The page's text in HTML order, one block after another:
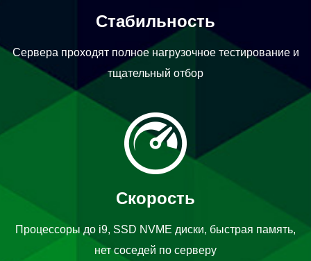
Стабильность
Сервера проходят полное нагрузочное тестирование и
тщательный отбор
Скорость
Процессоры до i9, SSD NVME диски, быстрая память,
нет соседей по серверу